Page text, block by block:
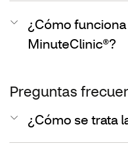
¿Cómo
MinuteClinic®?
Preguntas
¿Cómo se trata